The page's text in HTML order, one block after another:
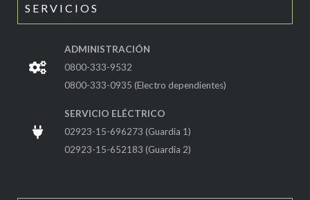
SERVICIOS
ADMINISTRACIÓN
0800-333-9532
0800-333-0935 (Electro dependientes)
SERVICIO ELÉCTRICO
02923-15-696273 (Guardia 1)
02923-15-652183 (Guardia 2)